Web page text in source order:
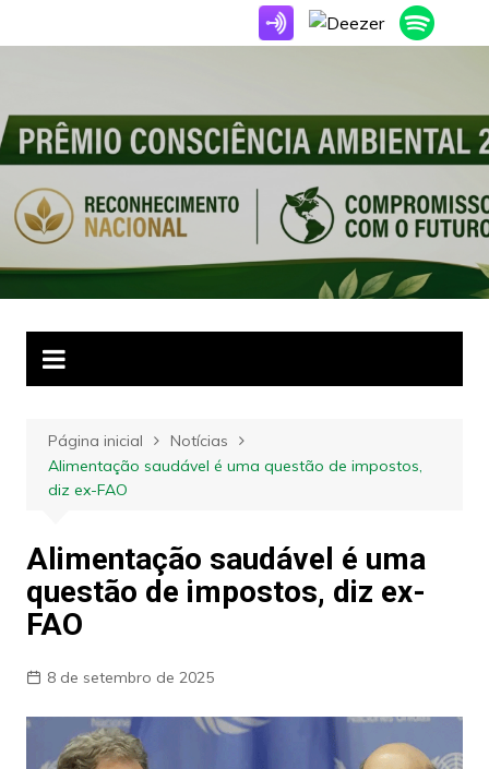
para
Página inicial
Notícias
Alimentação saudável é uma questão de impostos,
diz ex-FAO
Alimentação saudável é uma
questão de impostos, diz ex-
FAO
8 de setembro de 2025